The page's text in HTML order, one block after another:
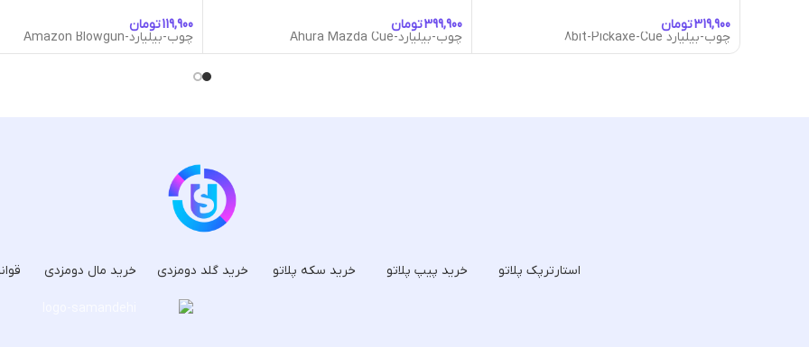
تومان
چوب-بیلیارد 8bit-Pickaxe-Cue
تومان
چوب-بیلیارد-Ahura Mazda Cue
تومان
چوب-بیلیارد-Amazon Blowgun
استارترپک پلاتو خرید پیپ پلاتو خرید سکه پلاتو خرید گلد دومزدی خرید مال دومزدی